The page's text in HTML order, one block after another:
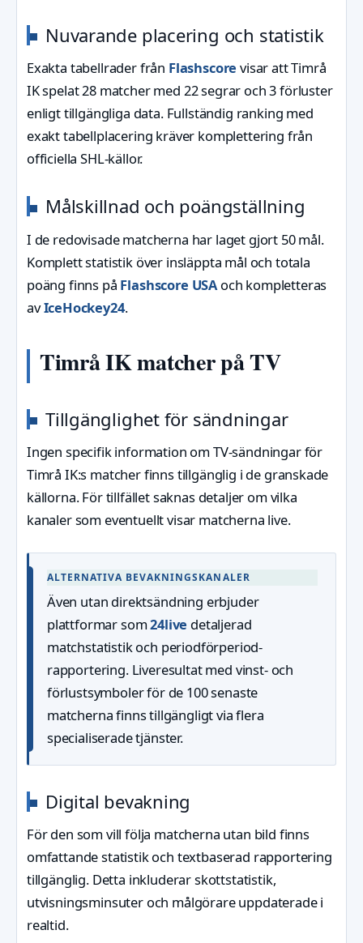
Nuvarande placering och statistik
Exakta tabellrader från Flashscore visar att Timrå
IK spelat 28 matcher med 22 segrar och 3 förluster
enligt tillgängliga data. Fullständig ranking med
exakt tabellplacering kräver komplettering från
officiella SHL-källor.
Målskillnad och poängställning
I de redovisade matcherna har laget gjort 50 mål.
Komplett statistik över insläppta mål och totala
poäng finns på Flashscore USAoch kompletteras
avIceHockey24.
Timrå IK matcher på TV
Tillgänglighet för sändningar
Ingen specifik information om TV-sändningar för
Timrå IK:s matcher finns tillgänglig i de granskade
källorna. För tillfället saknas detaljer om vilka
kanaler som eventuellt visar matcherna live.
ALTERNATIVA BEVAKNINGSKANALER
Även utan direktsändning erbjuder
plattformar som24live detaljerad
matchstatistik och periodförperiod-
rapportering. Liveresultat med vinst- och
förlustsymboler för de 100 senaste
matcherna finns tillgängligt via flera
specialiserade tjänster.
Digital bevakning
För den som vill följa matcherna utan bild finns
omfattande statistik och textbaserad rapportering
tillgänglig. Detta inkluderar skottstatistik,
utvisningsminsuter och målgörare uppdaterade i
realtid.